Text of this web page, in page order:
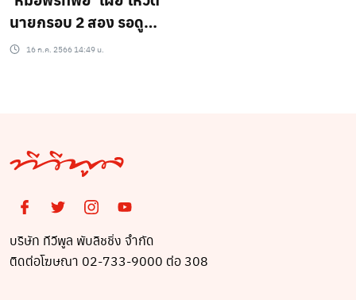
นายกรอบ 2 สอง รอดู
สถานการณ์ ยืนยัน ยังยึด
16 ก.ค. 2566 14:49 น.
บริษัท ทีวีพูล พับลิชชิ่ง จำกัด
ติดต่อโฆษณา 02-733-9000 ต่อ 308